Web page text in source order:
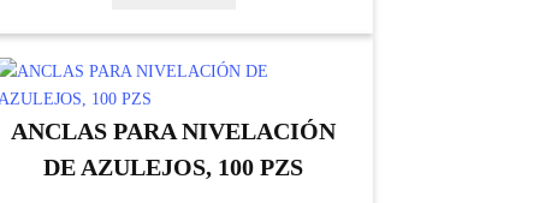
ANCLAS PARA NIVELACIÓN
DE AZULEJOS, 100 PZS